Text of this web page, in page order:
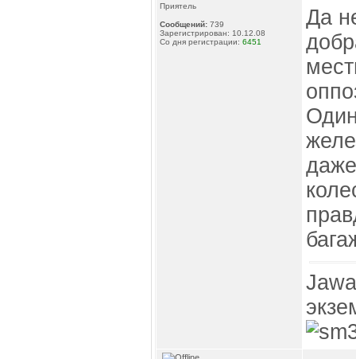
Приятель
Сообщений: 739
Зарегистрирован: 10.12.08
Со дня регистрации: 6451
Да